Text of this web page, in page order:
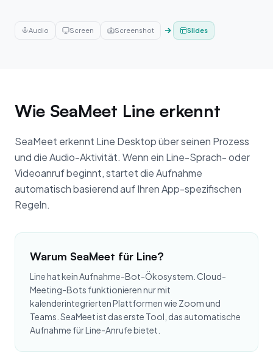
Audio Screen Screenshot Slides
Wie SeaMeet Line erkennt
SeaMeet erkennt Line Desktop über seinen Prozess
und die Audio-Aktivität. Wenn ein Line-Sprach- oder
Videoanruf beginnt, startet die Aufnahme
automatisch basierend auf Ihren App-spezifischen
Regeln.
Warum SeaMeet für Line?
Line hat kein Aufnahme-Bot-Ökosystem. Cloud-
Meeting-Bots funktionieren nur mit
kalenderintegrierten Plattformen wie Zoom und
Teams. SeaMeet ist das erste Tool, das automatische
Aufnahme für Line-Anrufe bietet.